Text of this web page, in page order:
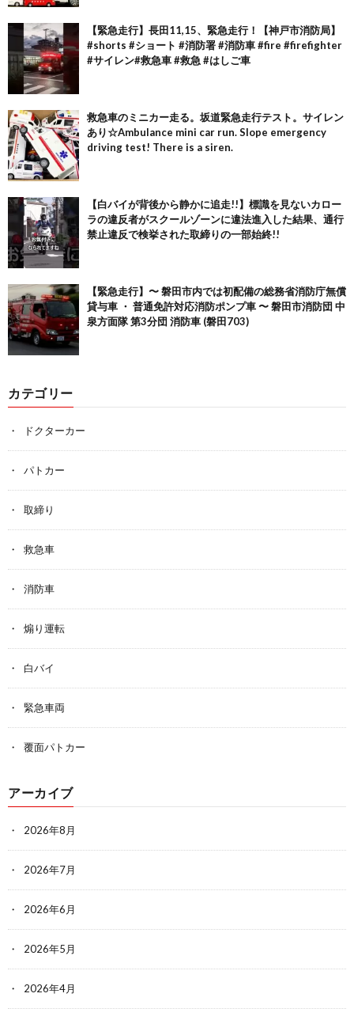
【緊急走行】長田11,15、緊急走行！【神戸市消防局】
#shorts #ショート #消防署 #消防車 #fire #firefighter
#サイレン#救急車 #救急 #はしご車
救急車のミニカー走る。坂道緊急走行テスト。サイレン
あり☆Ambulance mini car run. Slope emergency
driving test! There is a siren.
【白バイが背後から静かに追走!!】標識を見ないカロー
ラの違反者がスクールゾーンに違法進入した結果、通行
禁止違反で検挙された取締りの一部始終!!
【緊急走行】〜 磐田市内では初配備の総務省消防庁無償
貸与車 ・ 普通免許対応消防ポンプ車 〜 磐田市消防団 中
泉方面隊 第3分団 消防車 (磐田703)
カテゴリー
ドクターカー
パトカー
取締り
救急車
消防車
煽り運転
白バイ
緊急車両
覆面パトカー
アーカイブ
2026年8月
2026年7月
2026年6月
2026年5月
2026年4月